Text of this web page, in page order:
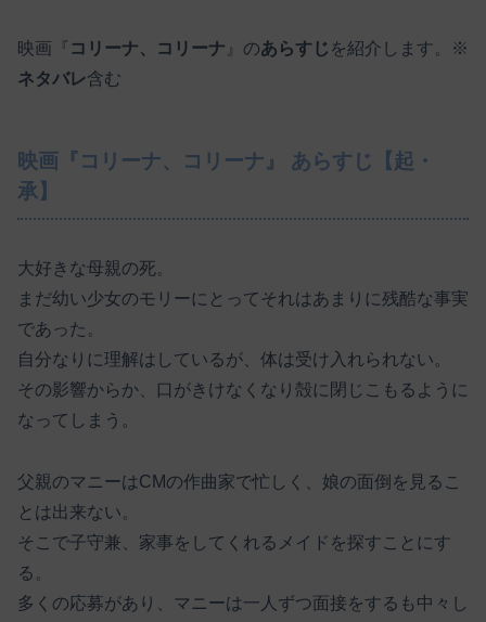
映画『 コリーナ、コリーナ 』のあらすじ を紹介します。※
ネタバレ含む
映画『コリーナ、コリーナ』 あらすじ【起・
承】
大好きな母親の死。
まだ幼い少女のモリーにとってそれはあまりに残酷な事実
であった。
自分なりに理解はしているが、体は受け入れられない。
その影響からか、口がきけなくなり殻に閉じこもるように
なってしまう。
父親のマニーはCMの作曲家で忙しく、娘の面倒を見るこ
とは出来ない。
そこで子守兼、家事をしてくれるメイドを探すことにす
る。
多くの応募があり、マニーは一人ずつ面接をするも中々し